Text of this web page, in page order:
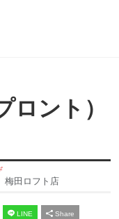
ロント）
梅田ロフト店
LINE Share